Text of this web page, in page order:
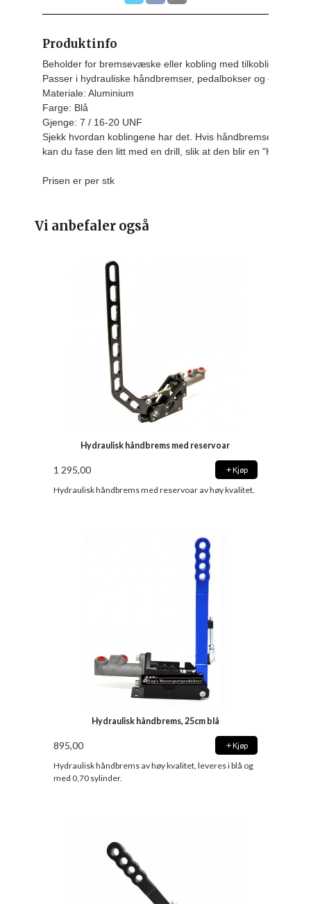
Produktinfo
Beholder for bremsevæske eller kobling med tilkobling i
Passer i hydrauliske håndbremser, pedalbokser og clutcher.
Materiale: Aluminium
Farge: Blå
Gjenge: 7 / 16-20 UNF
Sjekk hvordan koblingene har det. Hvis håndbremsen/
kan du fase den litt med en drill, slik at den blir en "Hunn"
Prisen er per stk
Vi anbefaler også
Hydraulisk håndbrems med reservoar
1 295,00 Kjøp
Hydraulisk håndbrems med reservoar av høy kvalitet.
Hydraulisk håndbrems, 25cm blå
895,00 Kjøp
Hydraulisk håndbrems av høy kvalitet, leveres i blå og
med 0,70 sylinder.